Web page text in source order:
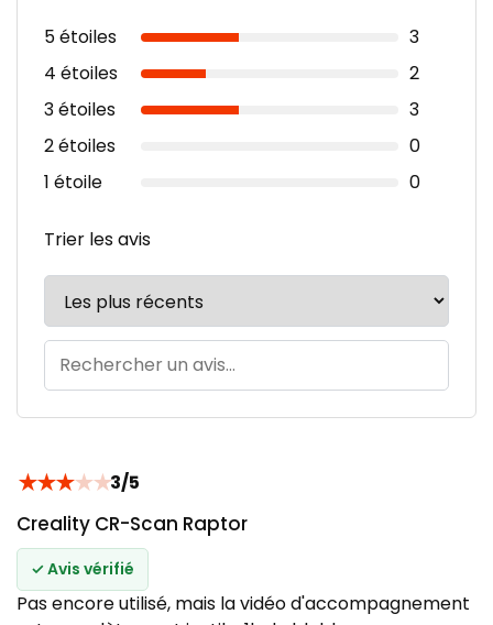
5 étoiles
3
4 étoiles
2
3 étoiles
3
2 étoiles
0
1 étoile
0
Trier les avis
★★★★★3/5
Creality CR-Scan Raptor
✓ Avis vérifié
Pas encore utilisé, mais la vidéo d'accompagnement